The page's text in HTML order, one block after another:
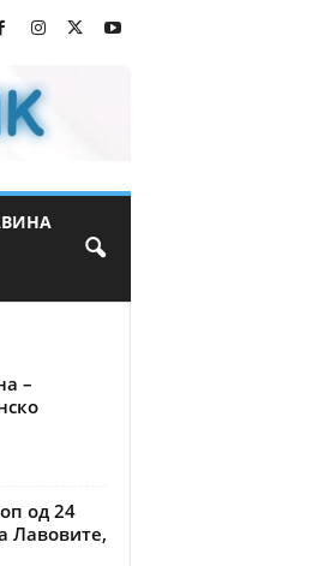
–
од 24
Лавовите,